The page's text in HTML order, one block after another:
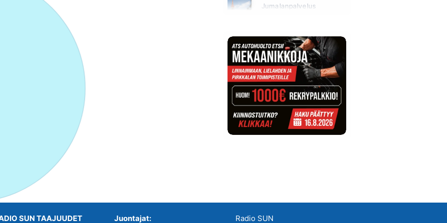
Jumalanpalvelus
SUN TAAJUUDET Juontajat: Radio SUN